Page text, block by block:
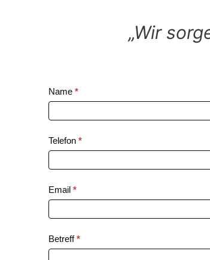
„Wir
Kontakt
Name*
Telefon*
Email*
Betreff*